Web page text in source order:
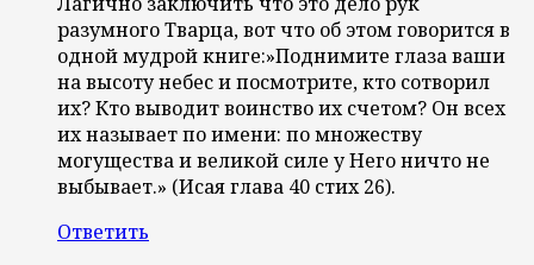
разумного Тварца, вот что об этом говорится в
одной мудрой книге:»Поднимите глаза ваши
на высоту небес и посмотрите, кто сотворил
их? Кто выводит воинство их счетом? Он всех
их называет по имени: по множеству
могущества и великой силе у Него ничто не
выбывает.» (Исая глава 40 стих 26).
Ответить